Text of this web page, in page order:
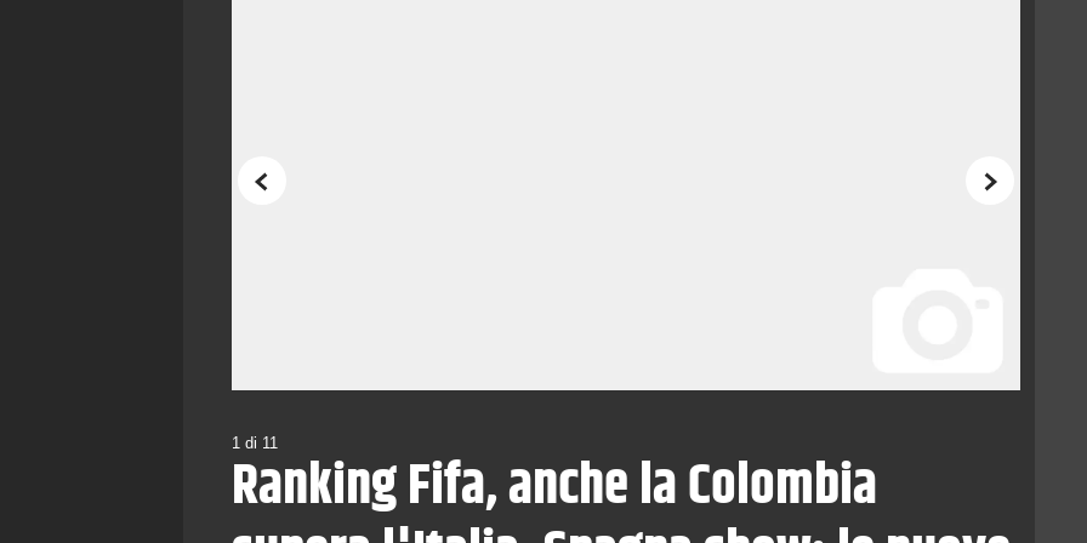
Precedente Successivo
1 di 11
Ranking Fifa, anche la Colombia